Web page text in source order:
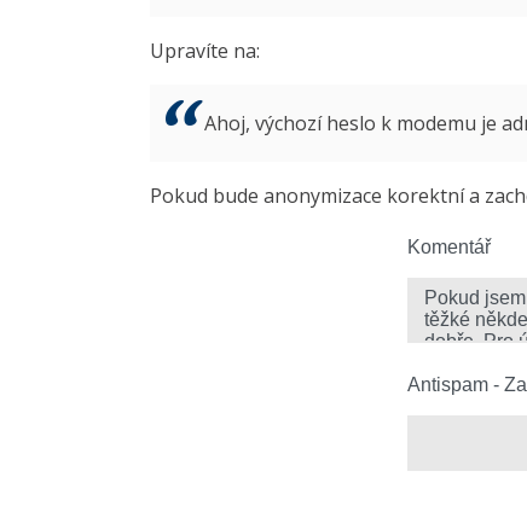
Upravíte na:
Ahoj, výchozí heslo k modemu je
Pokud bude anonymizace korektní a
Komentář
Antispam -